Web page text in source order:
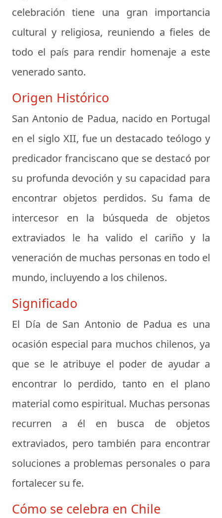
celebración tiene una gran importancia
cultural y religiosa, reuniendo a fieles de
todo el país para rendir homenaje a este
venerado santo.
Origen Histórico
San Antonio de Padua, nacido en Portugal
en el siglo XII, fue un destacado teólogo y
predicador franciscano que se destacó por
su profunda devoción y su capacidad para
encontrar objetos perdidos. Su fama de
intercesor en la búsqueda de objetos
extraviados le ha valido el cariño y la
veneración de muchas personas en todo el
mundo, incluyendo a los chilenos.
Significado
El Día de San Antonio de Padua es una
ocasión especial para muchos chilenos, ya
que se le atribuye el poder de ayudar a
encontrar lo perdido, tanto en el plano
material como espiritual. Muchas personas
recurren a él en busca de objetos
extraviados, pero también para encontrar
soluciones a problemas personales o para
fortalecer su fe.
Cómo se celebra en Chile